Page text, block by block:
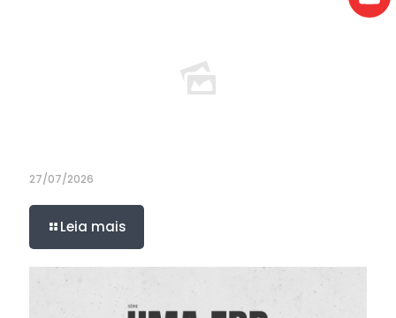
27/07/2026
Leia mais